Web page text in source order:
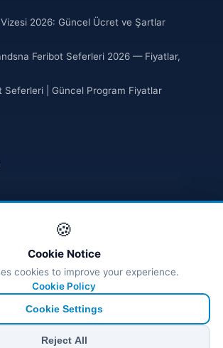
Vizesi 2026: Güncel Ücret ve Şartlar
Feribot Seferleri 2026 — Fiyatlar,
Seferleri | Güncel Program Fiyatlar
€ EUR $ USD
🍪
Cookie Notice
cookies to improve your experience.
Cookie Policy
Cookie Settings
Reject All